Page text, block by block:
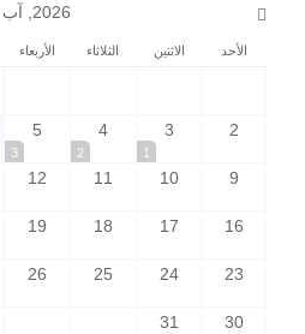
2026, آب
الأحد الاثنين الثلاثاء الأربعاء
2
3
1
4
2
5
3
9
10
11
12
16
17
18
19
23
24
25
26
30
31